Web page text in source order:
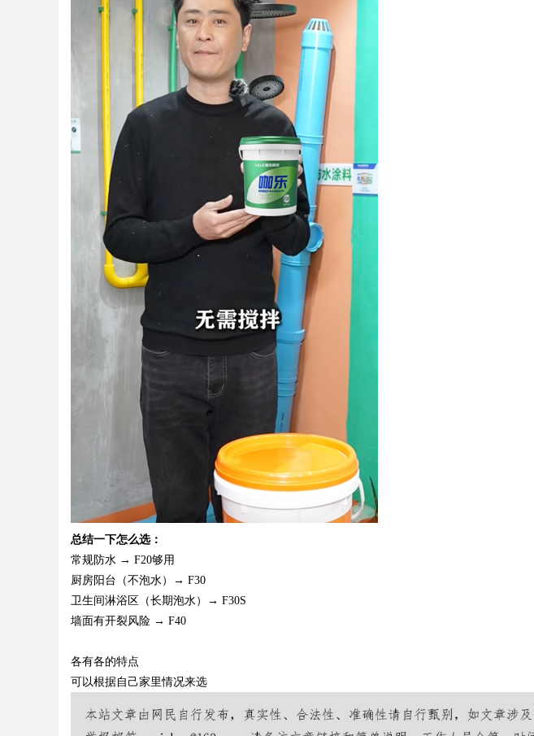
总结一下怎么选：
常规防水 → F20够用
厨房阳台（不泡水）
→ F30
卫生间淋浴区（长期泡水）
→ F30S
墙面有开裂风险 → F40
各有各的特点
可以根据自己家里情况来选